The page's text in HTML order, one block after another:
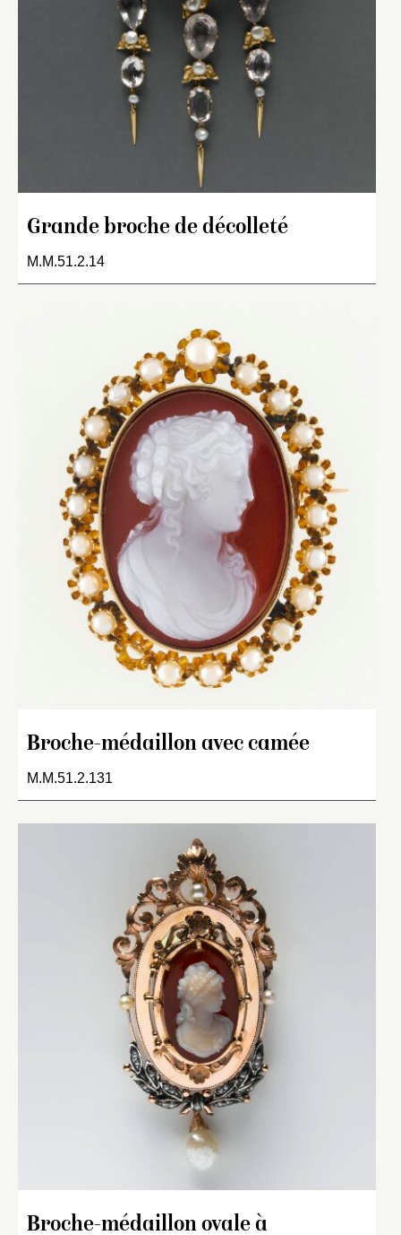
Grande broche de décolleté
M.M.51.2.14
Broche-médaillon avec camée
M.M.51.2.131
Broche-médaillon ovale à